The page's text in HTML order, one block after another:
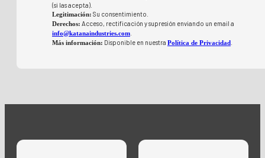
(si las acepta).
Legitimación: Su consentimiento.
Derechos: Acceso, rectificación y supresión enviando un email a
info@katanaindustries.com
Más información: Disponible en nuestra Política de Privacidad